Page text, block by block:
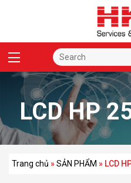
LCD HP
Trang chủ »SẢN PHẨM » LCD